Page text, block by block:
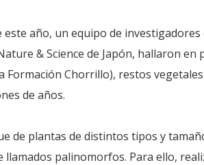
este año, un equipo de
& Science de Japón, hallaron en
Formación Chorrillo), restos
de años.
de plantas de distintos tipos y
llamados palinomorfos. Para ello,